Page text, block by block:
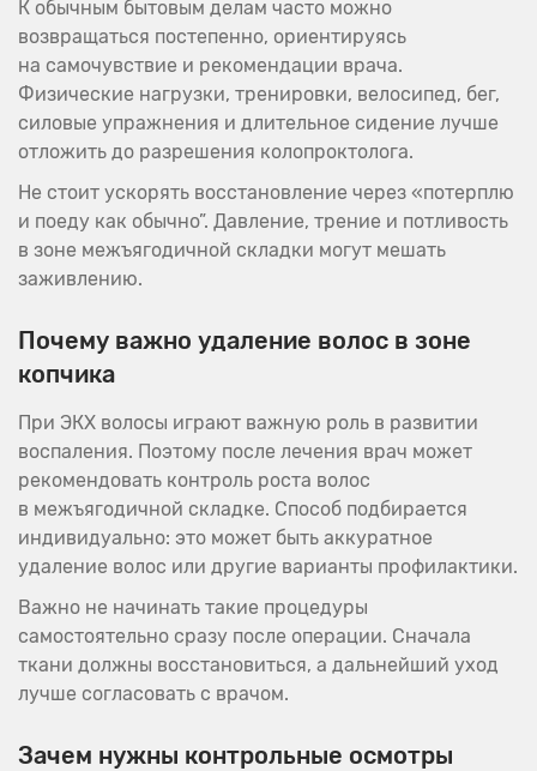
К обычным бытовым делам часто можно
возвращаться постепенно, ориентируясь
на самочувствие и рекомендации врача.
Физические нагрузки, тренировки, велосипед, бег,
силовые упражнения и длительное сидение лучше
отложить до разрешения колопроктолога.
Не стоит ускорять восстановление через «потерплю
и поеду как обычно”. Давление, трение и потливость
в зоне межъягодичной складки могут мешать
заживлению.
Почему важно удаление волос в зоне
копчика
При ЭКХ волосы играют важную роль в развитии
воспаления. Поэтому после лечения врач может
рекомендовать контроль роста волос
в межъягодичной складке. Способ подбирается
индивидуально: это может быть аккуратное
удаление волос или другие варианты профилактики.
Важно не начинать такие процедуры
самостоятельно сразу после операции. Сначала
ткани должны восстановиться, а дальнейший уход
лучше согласовать с врачом.
Зачем нужны контрольные осмотры